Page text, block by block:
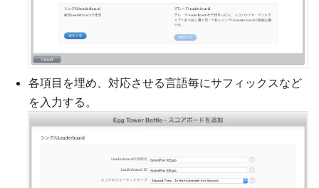
各項目を埋め、対応させる言語毎にサフィックスなど
を入力する。